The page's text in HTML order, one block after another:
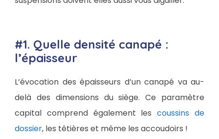
#1. Quelle densité canapé :
l’épaisseur
L’évocation des épaisseurs d’un canapé va au-
delà des dimensions du siège. Ce paramètre
capital comprend également les coussins de
dossier, les têtières et même les accoudoirs !